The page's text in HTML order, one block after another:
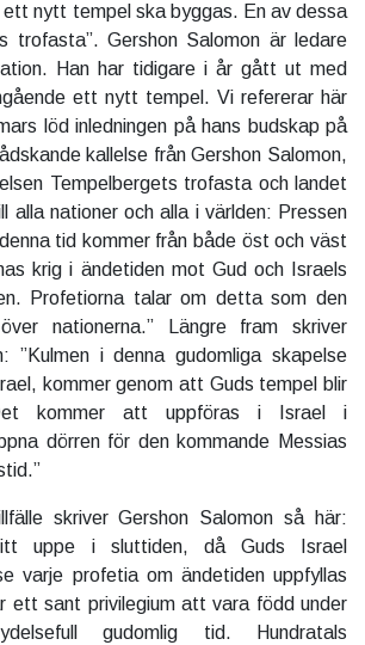
nytt tempel ska byggas. En av dessa
trofasta”. Gershon Salomon är ledare
Han har tidigare i år gått ut med
ett nytt tempel. Vi refererar här
löd inledningen på hans budskap på
kallelse från Gershon Salomon,
Tempelbergets trofasta och landet
alla nationer och alla i världen: Pressen
tid kommer från både öst och väst
krig i ändetiden mot Gud och Israels
Profetiorna talar om detta som den
nationerna.” Längre fram skriver
”Kulmen i denna gudomliga skapelse
kommer genom att Guds tempel blir
kommer att uppföras i Israel i
dörren för den kommande Messias
skriver Gershon Salomon så här:
uppe i sluttiden, då Guds Israel
varje profetia om ändetiden uppfyllas
ett sant privilegium att vara född under
gudomlig tid. Hundratals